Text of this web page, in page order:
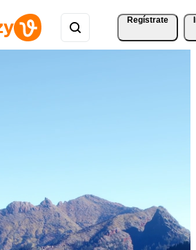
Regístrate